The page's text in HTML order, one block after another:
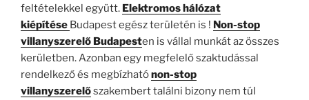
feltételekkel együtt. Elektromos hálózat
kiépítése Budapest egész területén is ! Non-stop
villanyszerelő Budapesten is vállal munkát az összes
kerületben. Azonban egy megfelelő szaktudással
rendelkező és megbízhatónon-stop
villanyszerelőszakembert találni bizony nem túl